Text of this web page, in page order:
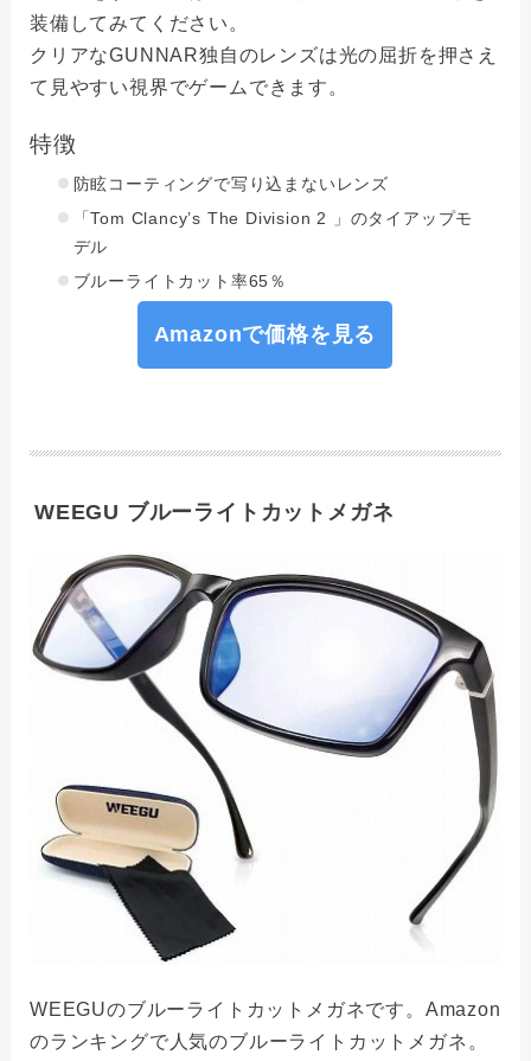
装備してみてください。
クリアなGUNNAR独自のレンズは光の屈折を押さえ
て見やすい視界でゲームできます。
特徴
防眩コーティングで写り込まないレンズ
「Tom Clancy’s The Division 2 」のタイアップモ
デル
ブルーライトカット率65％
Amazonで価格を見る
WEEGU ブルーライトカットメガネ
WEEGUのブルーライトカットメガネです。Amazon
のランキングで人気のブルーライトカットメガネ。